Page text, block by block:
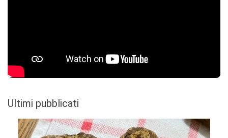
Ultimi pubblicati